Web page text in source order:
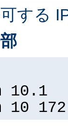
する
10.1
10